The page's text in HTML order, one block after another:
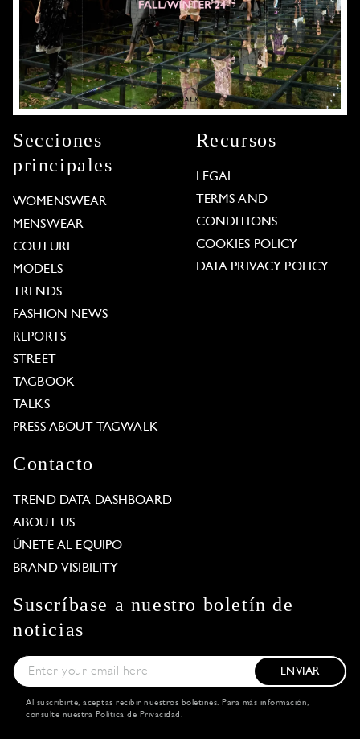
Secciones
principales
WOMENSWEAR
MENSWEAR
COUTURE
MODELS
TRENDS
FASHION NEWS
REPORTS
STREET
TAGBOOK
TALKS
PRESS ABOUT TAGWALK
Recursos
LEGAL
TERMS AND
CONDITIONS
COOKIES POLICY
DATA PRIVACY POLICY
Contacto
TREND DATA DASHBOARD
ABOUT US
ÚNETE AL EQUIPO
BRAND VISIBILITY
Suscríbase a nuestro boletín de
noticias
ENVIAR
Al suscribirte, aceptas recibir nuestros boletines. Para más información,
consulte nuestra Política de Privacidad .